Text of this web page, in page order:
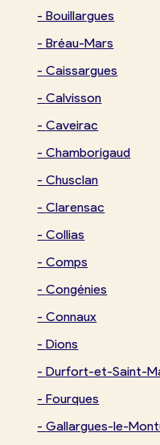
-Bouillargues
-Bréau-Mars
-Caissargues
-Calvisson
-Caveirac
-Chamborigaud
-Chusclan
-Clarensac
-Collias
-Comps
-Congénies
-Connaux
-Dions
-Durfort-et-Saint-
-Fourques
-Gallargues-le-